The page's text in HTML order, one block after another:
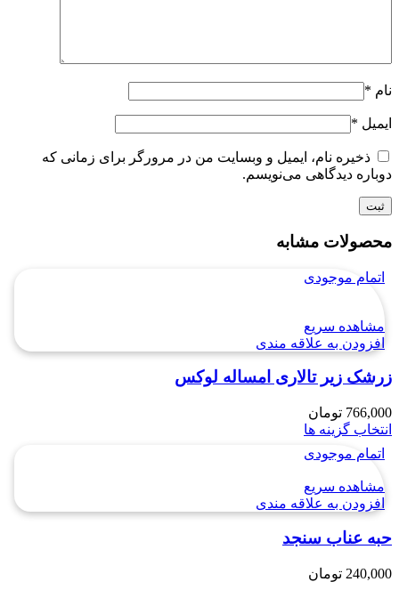
نام *
ایمیل *
ذخیره نام، ایمیل و وبسایت من در مرورگر برای زمانی که
دوباره دیدگاهی می‌نویسم.
محصولات مشابه
اتمام موجودی
مشاهده سریع
افزودن به علاقه مندی
زرشک زیر تالاری امساله لوکس
766,000 تومان
انتخاب گزینه ها
اتمام موجودی
مشاهده سریع
افزودن به علاقه مندی
حبه عناب سنجد
240,000 تومان